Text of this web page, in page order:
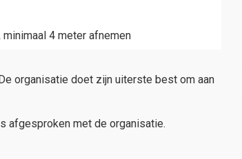
4 meter afnemen
organisatie doet zijn uiterste best om aan
afgesproken met de organisatie.